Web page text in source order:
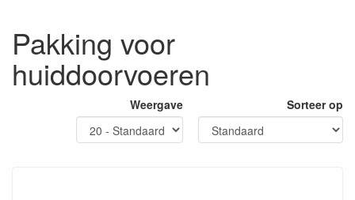
Pakking voor
huiddoorvoeren
Weergave Sorteer op